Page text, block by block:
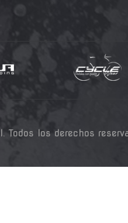
Todos los derechos